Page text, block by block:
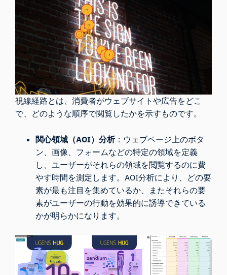
視線経路とは、消費者がウェブサイトや広告をどこ
で、どのような順序で閲覧したかを示すものです。
関心領域（AOI）分析：ウェブページ上のボタ
ン、画像、フォームなどの特定の領域を定義
し、ユーザーがそれらの領域を閲覧するのに費
やす時間を測定します。AOI分析により、どの要
素が最も注目を集めているか、またそれらの要
素がユーザーの行動を効果的に誘導できている
かが明らかになります。